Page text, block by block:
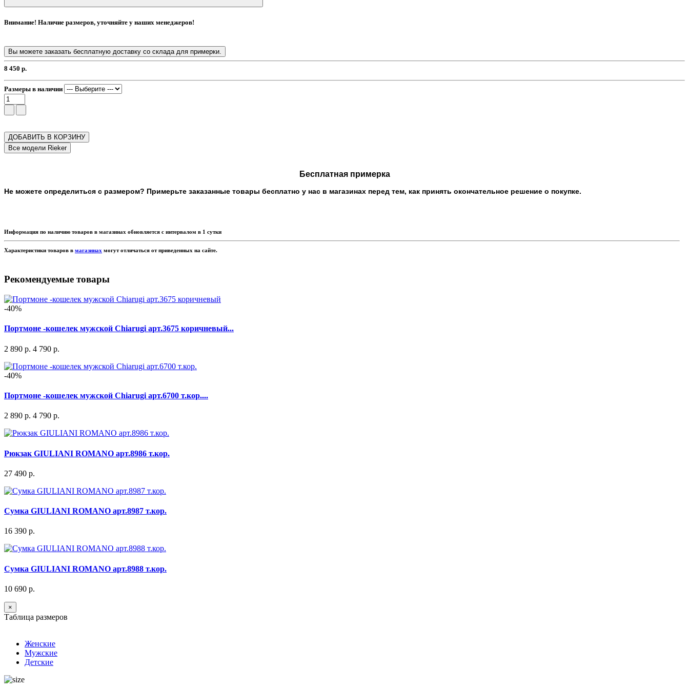
Внимание! Наличие размеров, уточняйте у наших менеджеров!
Вы можете заказать бесплатную доставку со склада для примерки.
8 450 р.
Размеры в наличии
ДОБАВИТЬ В КОРЗИНУ
Бесплатная примерка
Не можете определиться с размером? Примерьте заказанные товары бесплатно у нас в магазинах перед тем, как принять окончательное решение о покупке.
Информация по наличию товаров в магазинах обновляется с интервалом в 1 сутки
Характеристики товаров в магазинах могут отличаться от приведенных на сайте.
Рекомендуемые товары
-40%
Портмоне -кошелек мужской Chiarugi арт.3675 коричневый...
2 890 р. 4 790 р.
-40%
Портмоне -кошелек мужской Chiarugi арт.6700 т.кор....
2 890 р. 4 790 р.
Рюкзак GIULIANI ROMANO арт.8986 т.кор.
27 490 р.
Сумка GIULIANI ROMANO арт.8987 т.кор.
16 390 р.
Сумка GIULIANI ROMANO арт.8988 т.кор.
10 690 р.
×
Таблица размеров
Женские
Мужские
Детские